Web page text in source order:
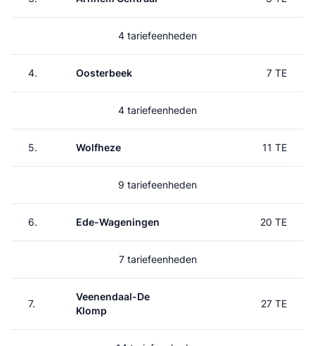
4 tariefeenheden
4. Oosterbeek 7 TE
4 tariefeenheden
5. Wolfheze 11 TE
9 tariefeenheden
6. Ede-Wageningen 20 TE
7 tariefeenheden
7.
Veenendaal-De
Klomp
27 TE